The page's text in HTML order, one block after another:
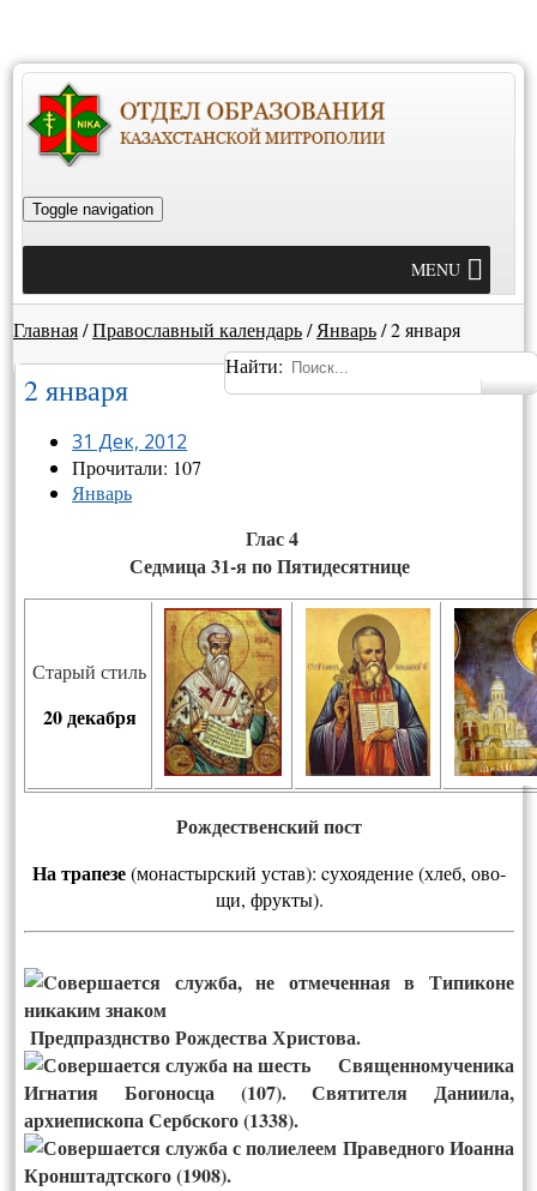
Toggle navigation
MENU
Главная/Православный календарь/ Январь/2 января
Найти:
2 января
31 Дек, 2012
Прочитали: 107
Январь
Глас 4
Седмица 31-я по Пятидесятнице
Старый стиль
20 декабря
Рождественский пост
На тра­пезе(мо­нас­тырс­кий ус­тав): cу­хо­яде­ние (хлеб, ово­
щи, фрук­ты).
Предпразднство Рождества Христова.
Священномученика
Игнатия Богоносца (107). Святителя Даниила,
архиепископа Сербского (1338).
Праведного Иоанна
Кронштадтского (1908).